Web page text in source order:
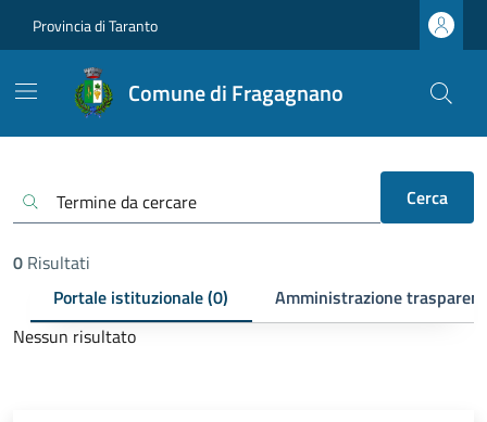
Provincia di Taranto
Comune di Fragagnano
Cerca
0 Risultati
Portale istituzionale (0)
Amministrazione
Nessun risultato